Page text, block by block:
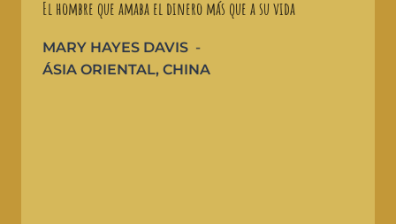
El hombre que amaba el dinero más que a su vida
MARY HAYES DAVIS
ÁSIA ORIENTAL, CHINA